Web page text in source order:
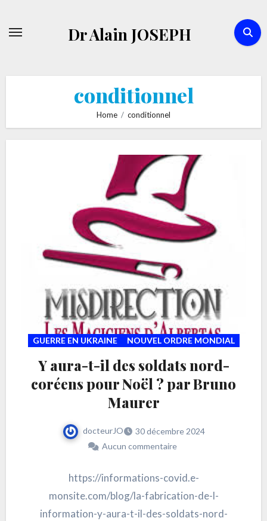
Dr Alain JOSEPH
conditionnel
Home conditionnel
GUERRE EN UKRAINE NOUVEL ORDRE MONDIAL
Y aura-t-il des soldats nord-
coréens pour Noël ? par Bruno
Maurer
docteurJO
30 décembre 2024
Aucun commentaire
https://informations-covid.e-
monsite.com/blog/la-fabrication-de-l-
information-y-aura-t-il-des-soldats-nord-